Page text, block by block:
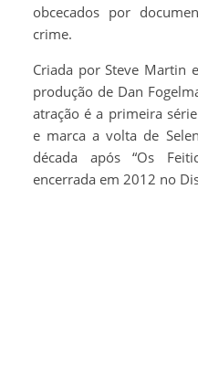
obcecados por
crime.
Criada por Steve Martin
produção de Dan
atração é a primeira
e marca a volta de
década após “Os
encerrada em 2012 no